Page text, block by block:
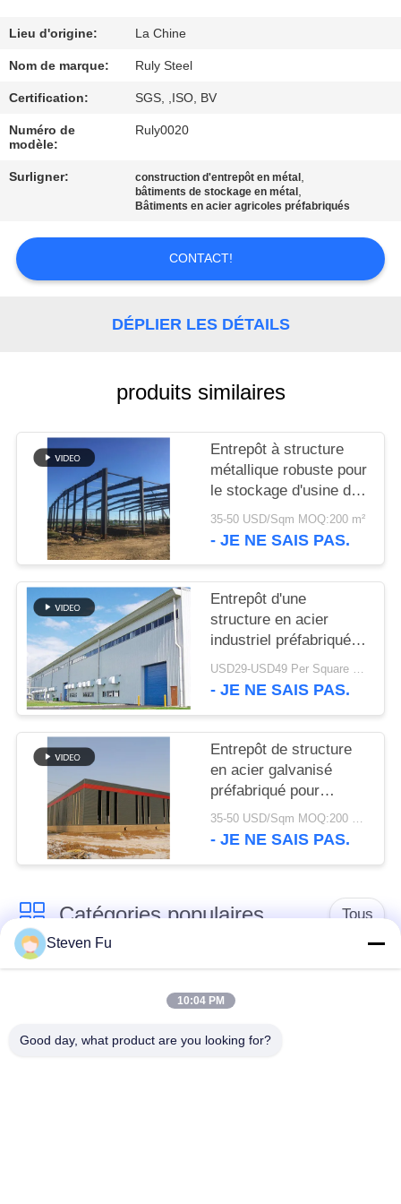
NOUS
VISITE
D'USINE
CONTRÔLE
QUALITÉ
NOUVELLES
SOLUTION
DE
DÉFAUT
BLOG
SITEMAP
PRIVACY
POLICY
Lieu d'origine: La Chine
Nom de marque: Ruly Steel
Certification: SGS, ,ISO, BV
Numéro de
modèle:
Ruly0020
Surligner: construction d'entrepôt en métal ,
bâtiments de stockage en métal ,
Bâtiments en acier agricoles préfabriqués
CONTACT!
DÉPLIER LES DÉTAILS
produits similaires
Entrepôt à structure
métallique robuste pour
le stockage d'usine de
ciment
35-50 USD/Sqm MOQ:200 m²
- JE NE SAIS PAS.
Entrepôt d'une
structure en acier
industriel préfabriqué à
boulonnage moderne et
robuste pour usine
USD29-USD49 Per Square Meter MOQ:200 mètres carrés
- JE NE SAIS PAS.
Entrepôt de structure
en acier galvanisé
préfabriqué pour
stockage
35-50 USD/Sqm MOQ:200 mètres carrés
- JE NE SAIS PAS.
Catégories populaires Tous
entrepôt de structure
Atelier de structure
métallique
construction de
Fabrication de
Steven Fu
10:04 PM
Good day, what product are you looking for?